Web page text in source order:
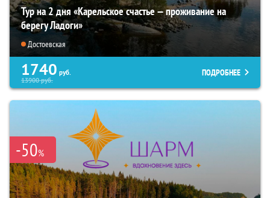
Тур на 2 дня «Карельское счастье — проживание на
берегу Ладоги»
Достоевская
1740 руб.
13900руб.
ПОДРОБНЕЕ
-50%